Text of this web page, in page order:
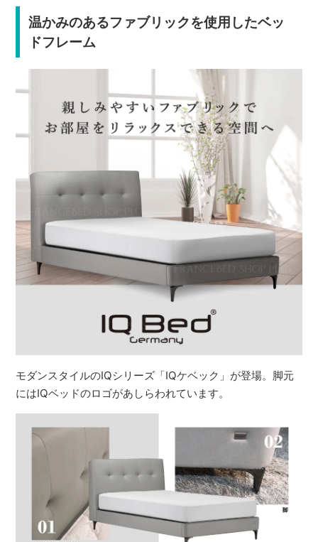
温かみのあるファブリックを使用したベッ
ドフレーム
モダンスタイルのIQシリーズ「IQケベック」が登場。脚元
にはIQベッドのロゴがあしらわれています。